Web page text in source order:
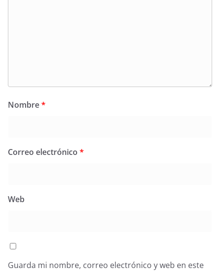
Nombre*
Correo electrónico *
Web
Guarda mi nombre, correo electrónico y web en este